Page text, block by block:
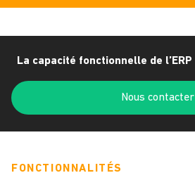
La capacité fonctionnelle de l’ERP
Nous contacter
FONCTIONNALITÉS